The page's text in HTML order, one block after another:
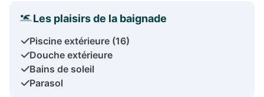
Les plaisirs de la baignade
Piscine extérieure (16)
Douche extérieure
Bains de soleil
Parasol